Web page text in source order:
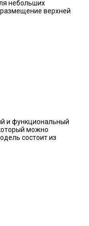
небольших
верхней
и функциональный
можно
состоит из